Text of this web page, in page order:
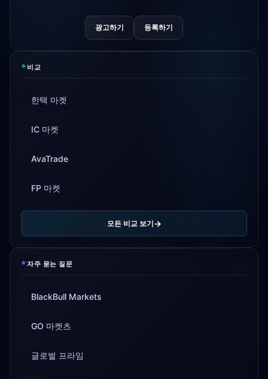
광고하기 등록하기
* 비교
한텍 마켓
IC 마켓
AvaTrade
FP 마켓
모든 비교 보기
*자주 묻는 질문
BlackBull Markets
GO 마켓츠
글로벌 프라임